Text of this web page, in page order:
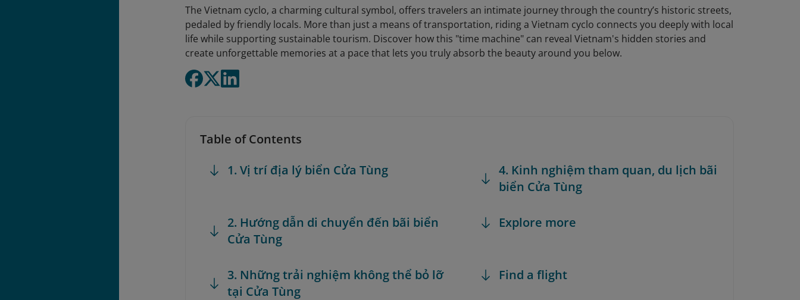
The Vietnam cyclo, a charming cultural symbol, offers travelers an intimate journey through the country’s historic streets,
pedaled by friendly locals. More than just a means of transportation, riding a Vietnam cyclo connects you deeply with local
life while supporting sustainable tourism. Discover how this "time machine" can reveal Vietnam's hidden stories and
create unforgettable memories at a pace that lets you truly absorb the beauty around you below.
Table of Contents
1. Vị trí địa lý biển Cửa Tùng
2. Hướng dẫn di chuyển đến bãi biển
Cửa Tùng
3. Những trải nghiệm không thể bỏ lỡ
tại Cửa Tùng
4. Kinh nghiệm tham quan, du lịch bãi
biển Cửa Tùng
Explore more
Find a flight